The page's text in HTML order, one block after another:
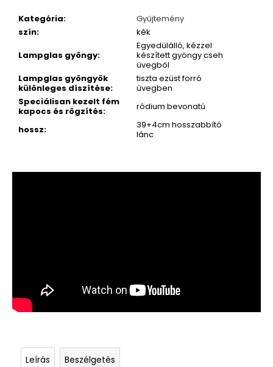
Kategória:
Gyűjtemény
szín:
kék
Lampglas gyöngy:
Egyedülálló, kézzel
készített gyöngy cseh
üvegből
Lampglas gyöngyök
különleges díszítése:
tiszta ezüst forró
üvegben
Speciálisan kezelt fém
kapocs és rögzítés:
ródium bevonatú
hossz:
39+4cm hosszabbító
lánc
Leírás Beszélgetés